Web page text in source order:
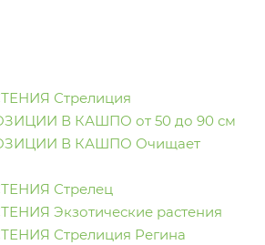
Стрелиция
В КАШПО от 50 до 90 см
В КАШПО Очищает
Стрелец
Экзотические растения
Стрелиция Регина